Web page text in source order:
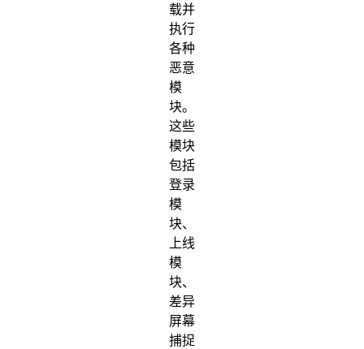
载并
执行
各种
恶意
模
块。
这些
模块
包括
登录
模
块、
上线
模
块、
差异
屏幕
捕捉